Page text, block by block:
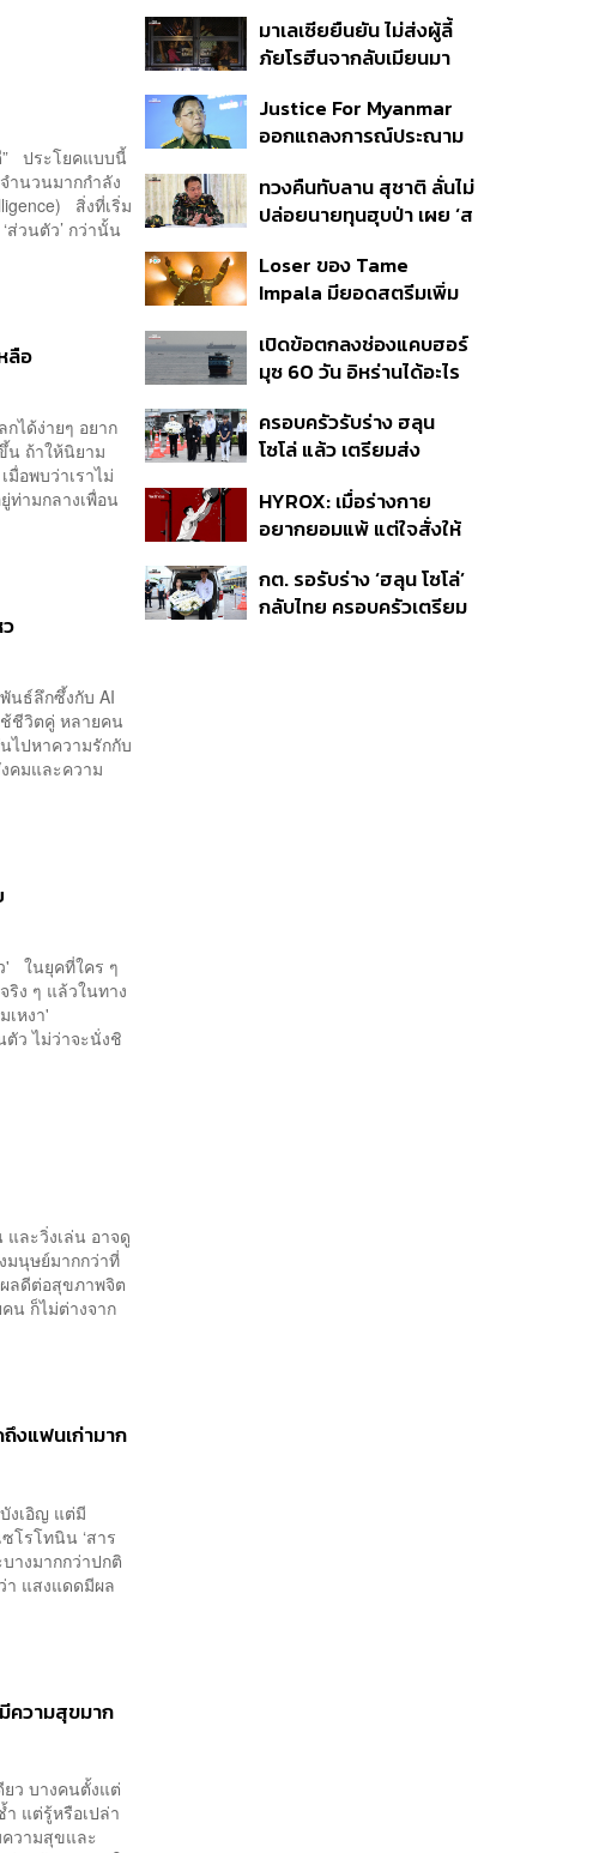
” ประโยคแบบนี้
นวนมากกำลัง
สิ่งที่เริ่ม
วนตัว’ กว่านั้น
ลือ
ได้ง่ายๆ อยาก
น ถ้าให้นิยาม
มื่อพบว่าเราไม่
ท่ามกลางเพื่อน
นธ์ลึกซึ้งกับ AI
ช้ชีวิตคู่ หลายคน
ไปหาความรักกับ
คมและความ
ว' ในยุคที่ใคร ๆ
ริง ๆ แล้วในทาง
เหงา'
ตัว ไม่ว่าจะนั่งชิ
ละวิ่งเล่น อาจดู
มนุษย์มากกว่าที่
ลดีต่อสุขภาพจิต
น ก็ไม่ต่างจาก
งแฟนเก่ามาก
งเอิญ แต่มี
โรโทนิน ‘สาร
างมากกว่าปกติ
า แสงแดดมีผล
ความสุขมาก
ว บางคนตั้งแต่
แต่รู้หรือเปล่า
วามสุขและ
มาเลเซียยืนยัน ไม่ส่งผู้ลี้
ภัยโรฮีนจากลับเมียนมา
อยู่ในอันตราย
Justice For Myanmar
ออกแถลงการณ์ประณาม
หล่ายเยือน เรียกร้องหยุด
ให้ความชอบธรรมรัฐบาล
ทวงคืนทับลาน สุชาติ ลั่นไม่
ปล่อยนายทุนฮุบป่า เผย ‘ส
40% เตือนผู้ฝ่าฝืนเจอขั้น
เด็ดขาด
Loser ของ Tame
Impala มียอดสตรีมเพิ่ม
ประกอบ Spider-Man
เปิดข้อตกลงช่องแคบฮอร์
มุซ 60 วัน อิหร่านได้อะไร
ครอบครัวรับร่าง ฮลุน
โซโล่ แล้ว เตรียมส่ง
ชีวิต
HYROX: เมื่อร่างกาย
อยากยอมแพ้ แต่ใจสั่งให้
Self-Commitment ที่น่า
ลอง
กต. รอรับร่าง ‘ฮลุน โซโล่’
กลับไทย ครอบครัวเตรียม